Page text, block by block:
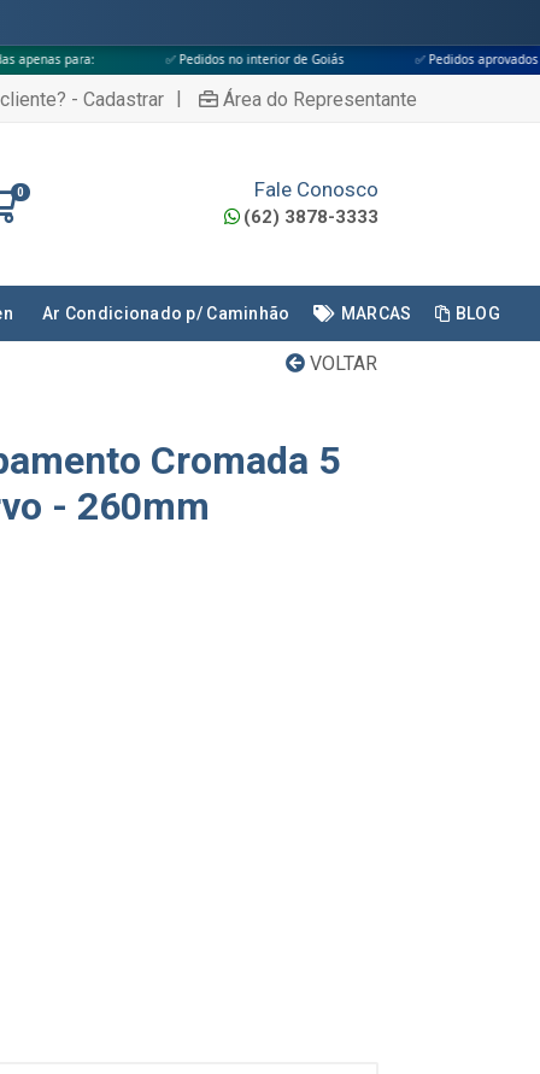
✅ Pedidos no interior de Goiás ✅ Pedidos aprovados até às 18h
- Cadastrar | Área do Representante
0 Fale Conosco
(62) 3878-3333
Ar Condicionado p/ Caminhão MARCAS BLOG
VOLTAR
Cromada 5
- 260mm